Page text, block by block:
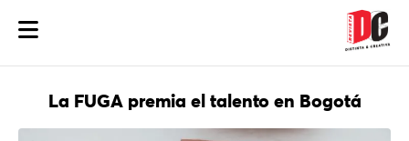
La FUGA premia el talento en Bogotá